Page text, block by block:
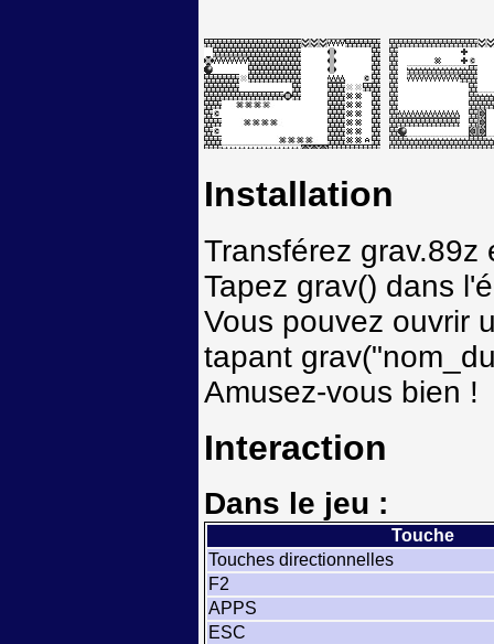
Installation
Transférez grav.89z
Tapez grav() dans
Vous pouvez ouvrir
tapant
Amusez-vous bien !
Interaction
Dans le jeu :
Touche
Touches directionnelles
F2
APPS
ESC